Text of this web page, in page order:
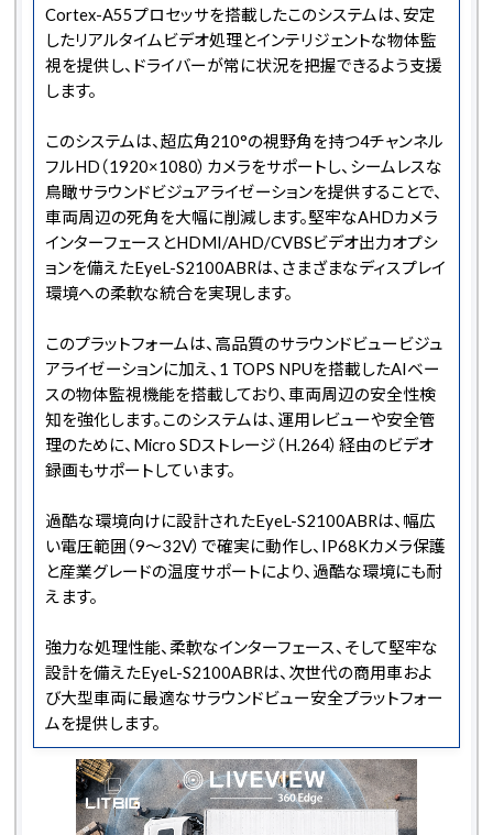
Cortex-A55プロセッサを搭載したこのシステムは、安定
したリアルタイムビデオ処理とインテリジェントな物体監
視を提供し、ドライバーが常に状況を把握できるよう支援
します。
このシステムは、超広角210°の視野角を持つ4チャンネル
フルHD（1920×1080）カメラをサポートし、シームレスな
鳥瞰サラウンドビジュアライゼーションを提供することで、
車両周辺の死角を大幅に削減します。堅牢なAHDカメラ
インターフェースとHDMI/AHD/CVBSビデオ出力オプシ
ョンを備えたEyeL-S2100ABRは、さまざまなディスプレイ
環境への柔軟な統合を実現します。
このプラットフォームは、高品質のサラウンドビュービジュ
アライゼーションに加え、1 TOPS NPUを搭載したAIベー
スの物体監視機能を搭載しており、車両周辺の安全性検
知を強化します。このシステムは、運用レビューや安全管
理のために、Micro SDストレージ（H.264）経由のビデオ
録画もサポートしています。
過酷な環境向けに設計されたEyeL-S2100ABRは、幅広
い電圧範囲（9～32V）で確実に動作し、IP68Kカメラ保護
と産業グレードの温度サポートにより、過酷な環境にも耐
えます。
強力な処理性能、柔軟なインターフェース、そして堅牢な
設計を備えたEyeL-S2100ABRは、次世代の商用車およ
び大型車両に最適なサラウンドビュー安全プラットフォー
ムを提供します。